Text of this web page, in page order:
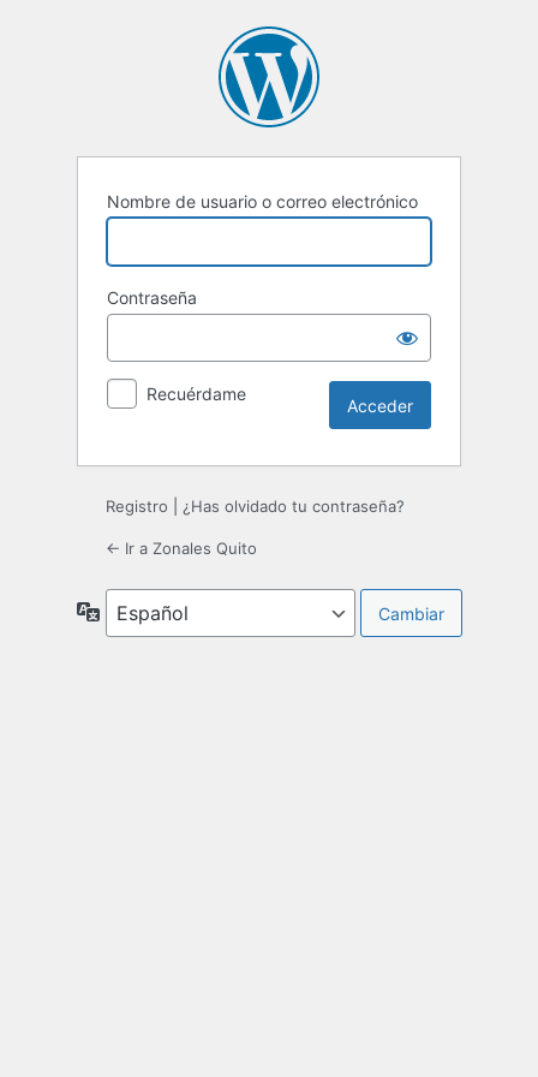
Nombre de usuario o correo electrónico
Contraseña
Recuérdame
Registro ¿Has olvidado tu contraseña?
← Ir a Zonales Quito
Idioma